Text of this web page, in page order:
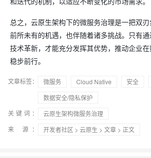
总之，云原生架构下的微服务治理是一把双
前所未有的机遇，也伴随着诸多挑战。只有
技术革新，才能充分发挥其优势，推动企业
稳步前行。
文章标签： 微服务 Cloud Native 安全
数据安全/隐私保护
关键词：
云原生架构微服务治理
来 源：
开发者社区 > 云原生 > 文章 > 正文